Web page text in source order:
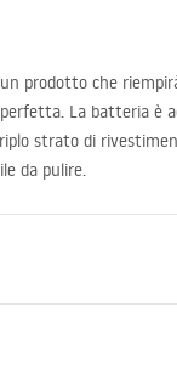
prodotto che
La batteria è
strato di
da pulire.